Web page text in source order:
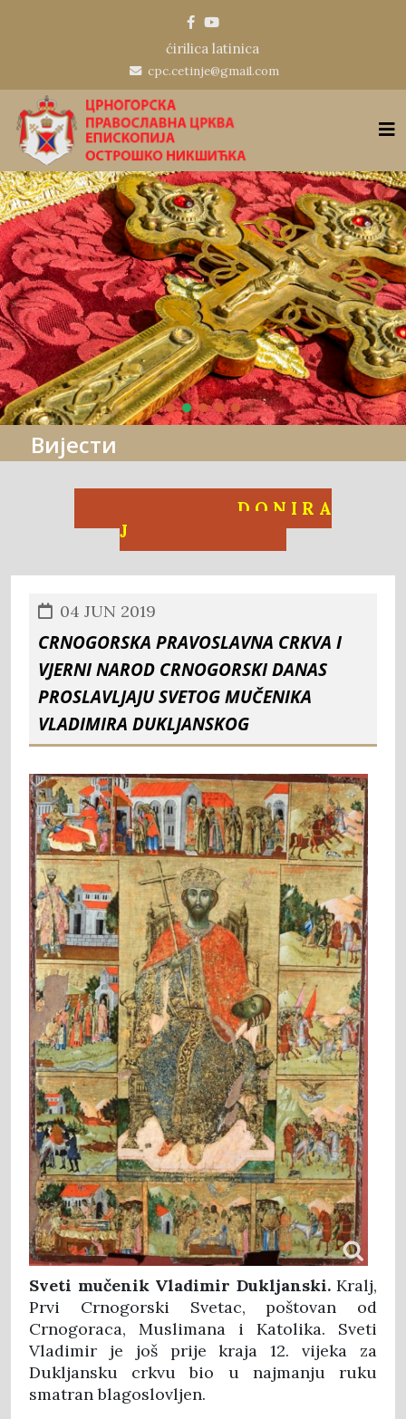
ćirilica latinica
cpc.cetinje@gmail.com
Вијести
D O N I R A
J
04 JUN 2019
CRNOGORSKA PRAVOSLAVNA CRKVA I
VJERNI NAROD CRNOGORSKI DANAS
PROSLAVLJAJU SVETOG MUČENIKA
VLADIMIRA DUKLJANSKOG
Sveti mučenik Vladimir Dukljanski.Kralj,
Prvi Crnogorski Svetac, poštovan od
Crnogoraca, Muslimana i Katolika. Sveti
Vladimir je još prije kraja 12. vijeka za
Dukljansku crkvu bio u najmanju ruku
smatran blagoslovljen.